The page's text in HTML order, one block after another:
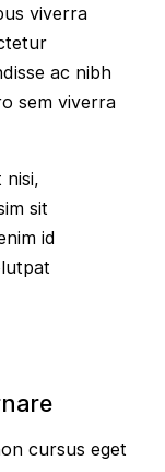
viverra
ac nibh
sem viverra
nisi,
sit
id
cursus eget